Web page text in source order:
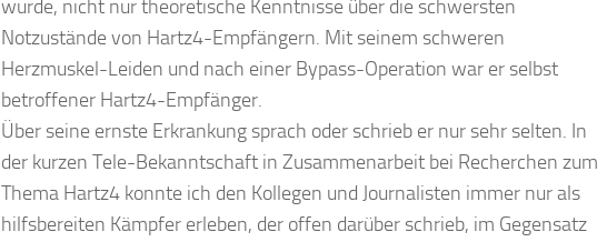
wurde, nicht nur theoretische Kenntnisse über die schwersten
Notzustände von Hartz4-Empfängern. Mit seinem schweren
Herzmuskel-Leiden und nach einer Bypass-Operation war er selbst
betroffener Hartz4-Empfänger.
Über seine ernste Erkrankung sprach oder schrieb er nur sehr selten. In
der kurzen Tele-Bekanntschaft in Zusammenarbeit bei Recherchen zum
Thema Hartz4 konnte ich den Kollegen und Journalisten immer nur als
hilfsbereiten Kämpfer erleben, der offen darüber schrieb, im Gegensatz